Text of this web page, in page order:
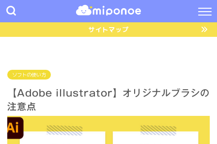
サイトマップ
ソフトの使い方
【Adobe illustrator】オリジナルブラシの
注意点